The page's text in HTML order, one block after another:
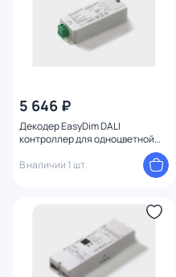
5 646 ₽
Декодер EasyDim DALI
контроллер для одноцветной
В наличии 1 шт.